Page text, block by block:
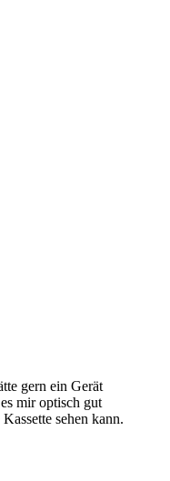
gern ein Gerät
mir optisch gut
sehen kann.